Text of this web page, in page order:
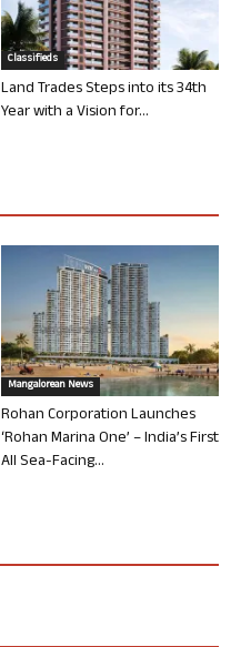
Classifieds
Land Trades Steps into its 34th
Year with a Vision for...
Mangalorean News
Rohan Corporation Launches
‘Rohan Marina One’ – India’s First
All Sea-Facing...